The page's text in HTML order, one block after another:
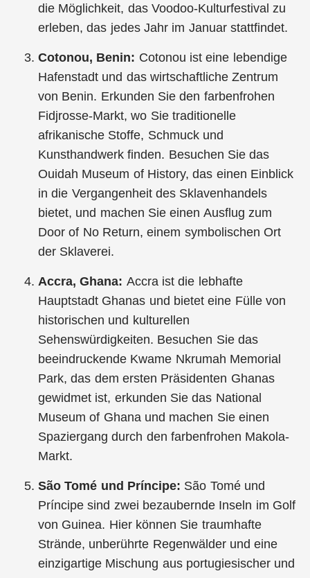
die Möglichkeit, das Voodoo-Kulturfestival zu
erleben, das jedes Jahr im Januar stattfindet.
Cotonou, Benin: Cotonou ist eine lebendige
Hafenstadt und das wirtschaftliche Zentrum
von Benin. Erkunden Sie den farbenfrohen
Fidjrosse-Markt, wo Sie traditionelle
afrikanische Stoffe, Schmuck und
Kunsthandwerk finden. Besuchen Sie das
Ouidah Museum of History, das einen Einblick
in die Vergangenheit des Sklavenhandels
bietet, und machen Sie einen Ausflug zum
Door of No Return, einem symbolischen Ort
der Sklaverei.
Accra, Ghana: Accra ist die lebhafte
Hauptstadt Ghanas und bietet eine Fülle von
historischen und kulturellen
Sehenswürdigkeiten. Besuchen Sie das
beeindruckende Kwame Nkrumah Memorial
Park, das dem ersten Präsidenten Ghanas
gewidmet ist, erkunden Sie das National
Museum of Ghana und machen Sie einen
Spaziergang durch den farbenfrohen Makola-
Markt.
São Tomé und Príncipe: São Tomé und
Príncipe sind zwei bezaubernde Inseln im Golf
von Guinea. Hier können Sie traumhafte
Strände, unberührte Regenwälder und eine
einzigartige Mischung aus portugiesischer und